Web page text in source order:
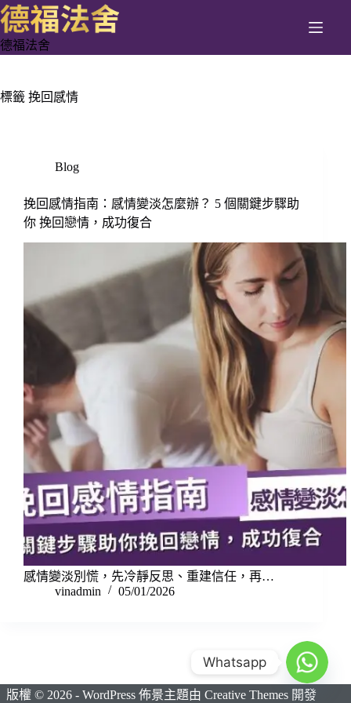
跳
至
主
容
德福法舍
標籤 挽回感情
Blog
挽回感情指南：感情變淡怎麼辦？ 5 個關鍵步驟助
你 挽回戀情，成功復合
感情變淡別慌，先冷靜反思、重建信任，再…
vinadmin
05/01/2026
版權 © 2026 - WordPress 佈景主題由Creative Themes 開發
Whatsapp